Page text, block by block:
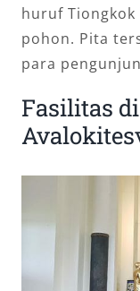
huruf
pohon. Pita
para
Fasilitas